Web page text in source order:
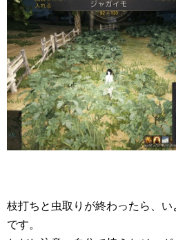
枝打ちと虫取りが終わったら、
です。